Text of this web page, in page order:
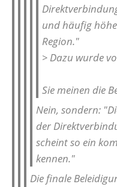
und häufig
Region."
> Dazu wurde
Sie meinen die
Nein, sondern:
der
scheint so ein
kennen."
Die finale